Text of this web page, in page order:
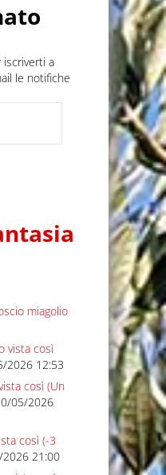
iscriverti a
le notifiche
miagolio
vista così
2026 12:53
così (Un
05/2026
così (-3
21:00